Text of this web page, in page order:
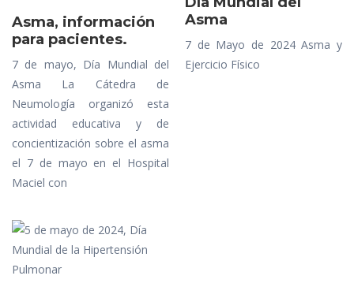
Asma, información
para pacientes.
7 de mayo, Día Mundial del
Asma La Cátedra de
Neumología organizó esta
actividad educativa y de
concientización sobre el asma
el 7 de mayo en el Hospital
Maciel con
Asma
7 de Mayo de 2024 Asma y
Ejercicio Físico